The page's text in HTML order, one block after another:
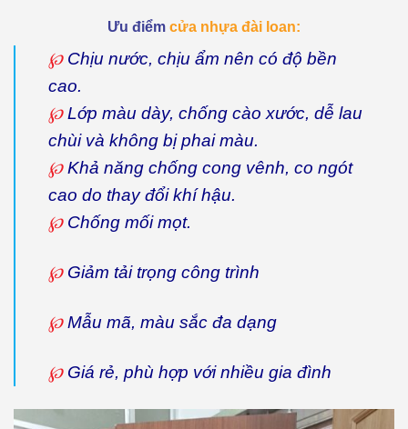
Ưu điểm cửa nhựa đài loan:
℘Chịu nước, chịu ẩm nên có độ bền
cao.
℘Lớp màu dày, chống cào xước, dễ lau
chùi và không bị phai màu.
℘Khả năng chống cong vênh, co ngót
cao do thay đổi khí hậu.
℘Chống mối mọt.
℘Giảm tải trọng công trình
℘Mẫu mã, màu sắc đa dạng
℘Giá rẻ, phù hợp với nhiều gia đình